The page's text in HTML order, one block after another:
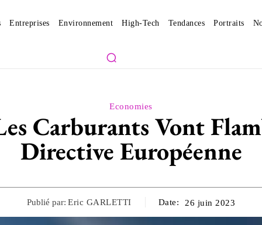
Entreprises Environnement High-Tech Tendances Portraits
Economies
Carburants Vont
Directive Européenne
Publié par: Eric GARLETTI Date: 26 juin 2023